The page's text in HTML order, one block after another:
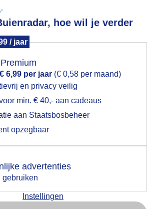
hoe wil je verder
/ jaar
€ 6,99 per jaar (€ 0,58 per maand)
en privacy veilig
min. € 40,- aan cadeaus
aan Staatsbosbeheer
opzegbaar
advertenties
gebruiken
Instellingen
uitbundig.
je locatie gebruiken voor het
geen akkoord op hebt gegeven,
een pop-up uit je browser waarin
goed, toon de popup
niet, misschien later